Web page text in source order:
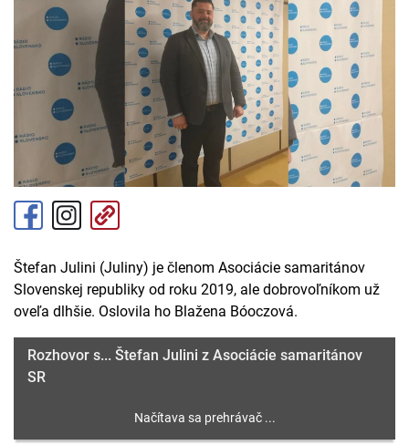
Štefan Julini (Juliny) je členom Asociácie samaritánov
Slovenskej republiky od roku 2019, ale dobrovoľníkom už
oveľa dlhšie. Oslovila ho Blažena Bóoczová.
Rozhovor s... Štefan Julini z Asociácie samaritánov
SR